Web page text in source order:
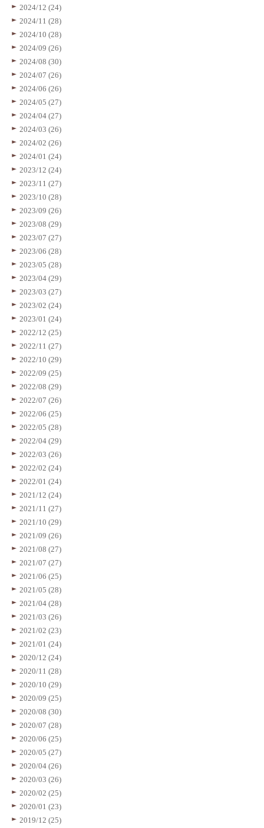
2024/12 (24)
2024/11 (28)
2024/10 (28)
2024/09 (26)
2024/08 (30)
2024/07 (26)
2024/06 (26)
2024/05 (27)
2024/04 (27)
2024/03 (26)
2024/02 (26)
2024/01 (24)
2023/12 (24)
2023/11 (27)
2023/10 (28)
2023/09 (26)
2023/08 (29)
2023/07 (27)
2023/06 (28)
2023/05 (28)
2023/04 (29)
2023/03 (27)
2023/02 (24)
2023/01 (24)
2022/12 (25)
2022/11 (27)
2022/10 (29)
2022/09 (25)
2022/08 (29)
2022/07 (26)
2022/06 (25)
2022/05 (28)
2022/04 (29)
2022/03 (26)
2022/02 (24)
2022/01 (24)
2021/12 (24)
2021/11 (27)
2021/10 (29)
2021/09 (26)
2021/08 (27)
2021/07 (27)
2021/06 (25)
2021/05 (28)
2021/04 (28)
2021/03 (26)
2021/02 (23)
2021/01 (24)
2020/12 (24)
2020/11 (28)
2020/10 (29)
2020/09 (25)
2020/08 (30)
2020/07 (28)
2020/06 (25)
2020/05 (27)
2020/04 (26)
2020/03 (26)
2020/02 (25)
2020/01 (23)
2019/12 (25)